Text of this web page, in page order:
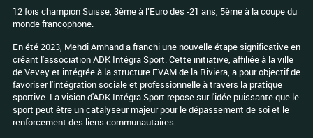
12 fois champion Suisse, 3ème à l’Euro des -21 ans, 5ème à la coupe du
monde francophone.
En été 2023, Mehdi Amhand a franchi une nouvelle étape significative en
créant l'association ADK Intégra Sport. Cette initiative, affiliée à la ville
de Vevey et intégrée à la structure EVAM de la Riviera, a pour objectif de
favoriser l'intégration sociale et professionnelle à travers la pratique
sportive. La vision d'ADK Intégra Sport repose sur l'idée puissante que le
sport peut être un catalyseur majeur pour le dépassement de soi et le
renforcement des liens communautaires.